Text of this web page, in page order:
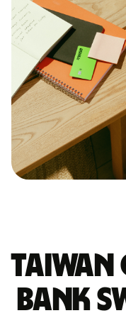
TAIWAN
BANK